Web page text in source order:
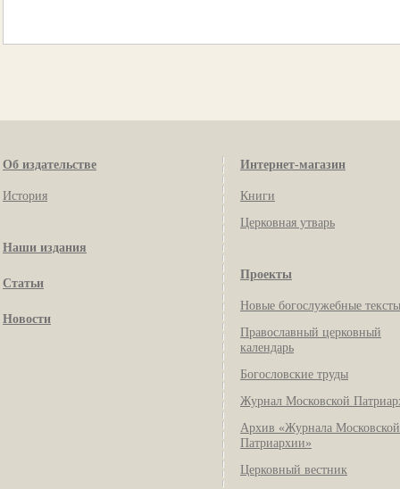
Об издательстве
История
Наши издания
Статьи
Новости
Интернет-магазин
Книги
Церковная утварь
Проекты
Новые богослужебные тексты
Православный церковный
календарь
Богословские труды
Журнал Московской
Архив «Журнала Московской
Патриархии»
Церковный вестник